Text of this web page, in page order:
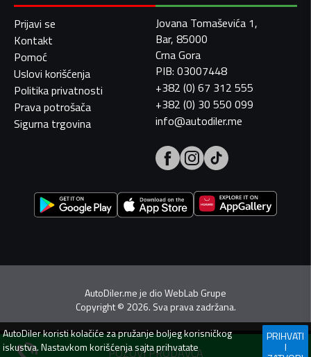
POZOVI PRODAVCA
Prijavi se
Kontakt
Pomoć
Uslovi korišćenja
Politika privatnosti
Prava potrošača
Sigurna trgovina
Jovana Tomaševića 1,
Bar, 85000
Crna Gora
PIB: 03007448
+382 (0) 67 312 555
+382 (0) 30 550 099
info@autodiler.me
AutoDiler.me je dioWebLab Grupe
Copyright© 2026. Sva prava zadržana.
AutoDilerkoristi kolačiće za pružanje boljeg korisničkog
iskustva. Nastavkom korišćenja sajta prihvatate
PRIHVATI
I